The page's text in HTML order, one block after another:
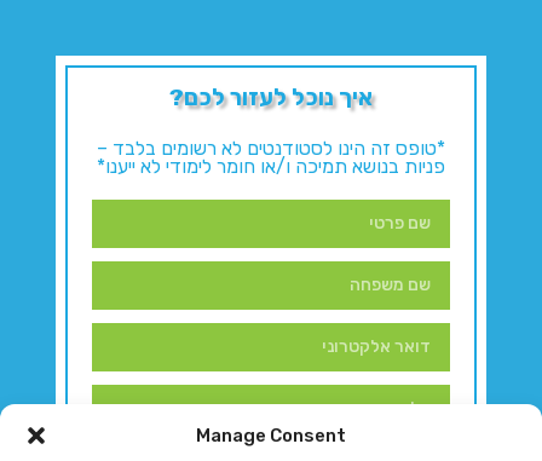
Manage Consent
איך נוכל לעזור לכם?
*טופס זה הינו לסטודנטים לא רשומים בלבד –
פניות בנושא תמיכה ו/או חומר לימודי לא ייענו*